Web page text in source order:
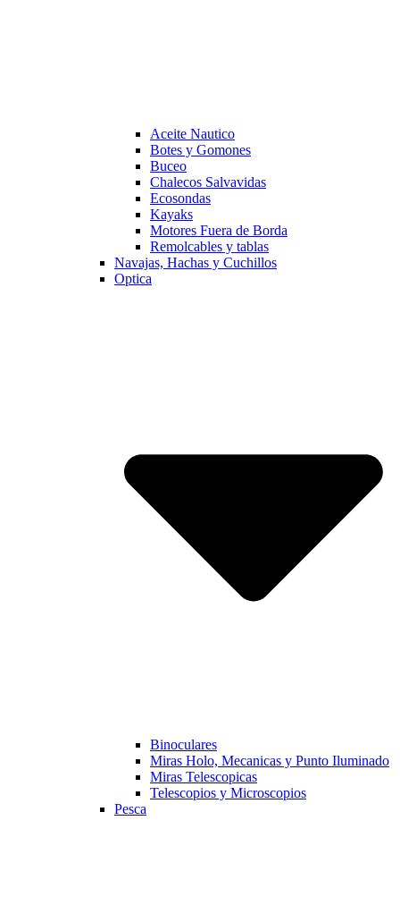
Aceite Nautico
Botes y Gomones
Buceo
Chalecos Salvavidas
Ecosondas
Kayaks
Motores Fuera de Borda
Remolcables y tablas
Navajas, Hachas y Cuchillos
Optica
Binoculares
Miras Holo, Mecanicas y Punto Iluminado
Miras Telescopicas
Telescopios y Microscopios
Pesca